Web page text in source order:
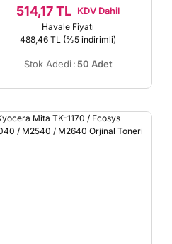
514,17 TL KDV Dahil
Havale Fiyatı
488,46 TL (%5 indirimli)
Stok Adedi : 50 Adet